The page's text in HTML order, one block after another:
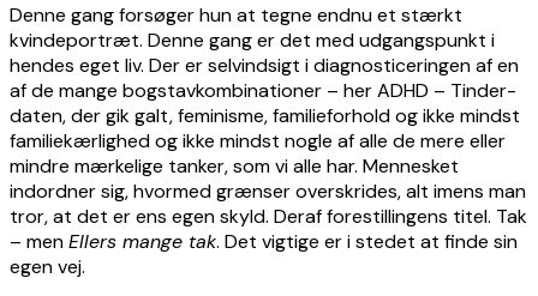
Denne gang forsøger hun at tegne endnu et stærkt
kvindeportræt. Denne gang er det med udgangspunkt i
hendes eget liv. Der er selvindsigt i diagnosticeringen af en
af de mange bogstavkombinationer – her ADHD – Tinder-
daten, der gik galt, feminisme, familieforhold og ikke mindst
familiekærlighed og ikke mindst nogle af alle de mere eller
mindre mærkelige tanker, som vi alle har. Mennesket
indordner sig, hvormed grænser overskrides, alt imens man
tror, at det er ens egen skyld. Deraf forestillingens titel. Tak
– menEllers mange tak. Det vigtige er i stedet at finde sin
egen vej.